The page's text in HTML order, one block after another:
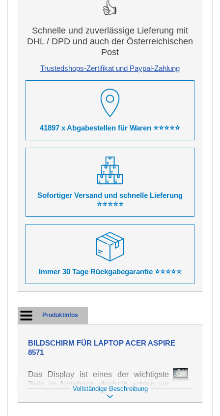
👍
Schnelle und zuverlässige Lieferung mit
DHL / DPD und auch der Österreichischen
Post
Trustedshops-Zertifikat und Paypal-Zahlung
41897 x Abgabestellen für Waren ⭐⭐⭐⭐⭐
Sofortiger Versand und schnelle Lieferung
⭐⭐⭐⭐⭐
Immer 30 Tage Rückgabegarantie ⭐⭐⭐⭐⭐
Produktinfos
BILDSCHIRM FÜR LAPTOP ACER ASPIRE
8571
Das Display ist eines der wichtigste
Teile im Notebook, deshalb achten wir
auf höchste Qualität dieses Ersatzteils.
Er dient zur Darstellung von Texten und
Vollständige Beschreibung